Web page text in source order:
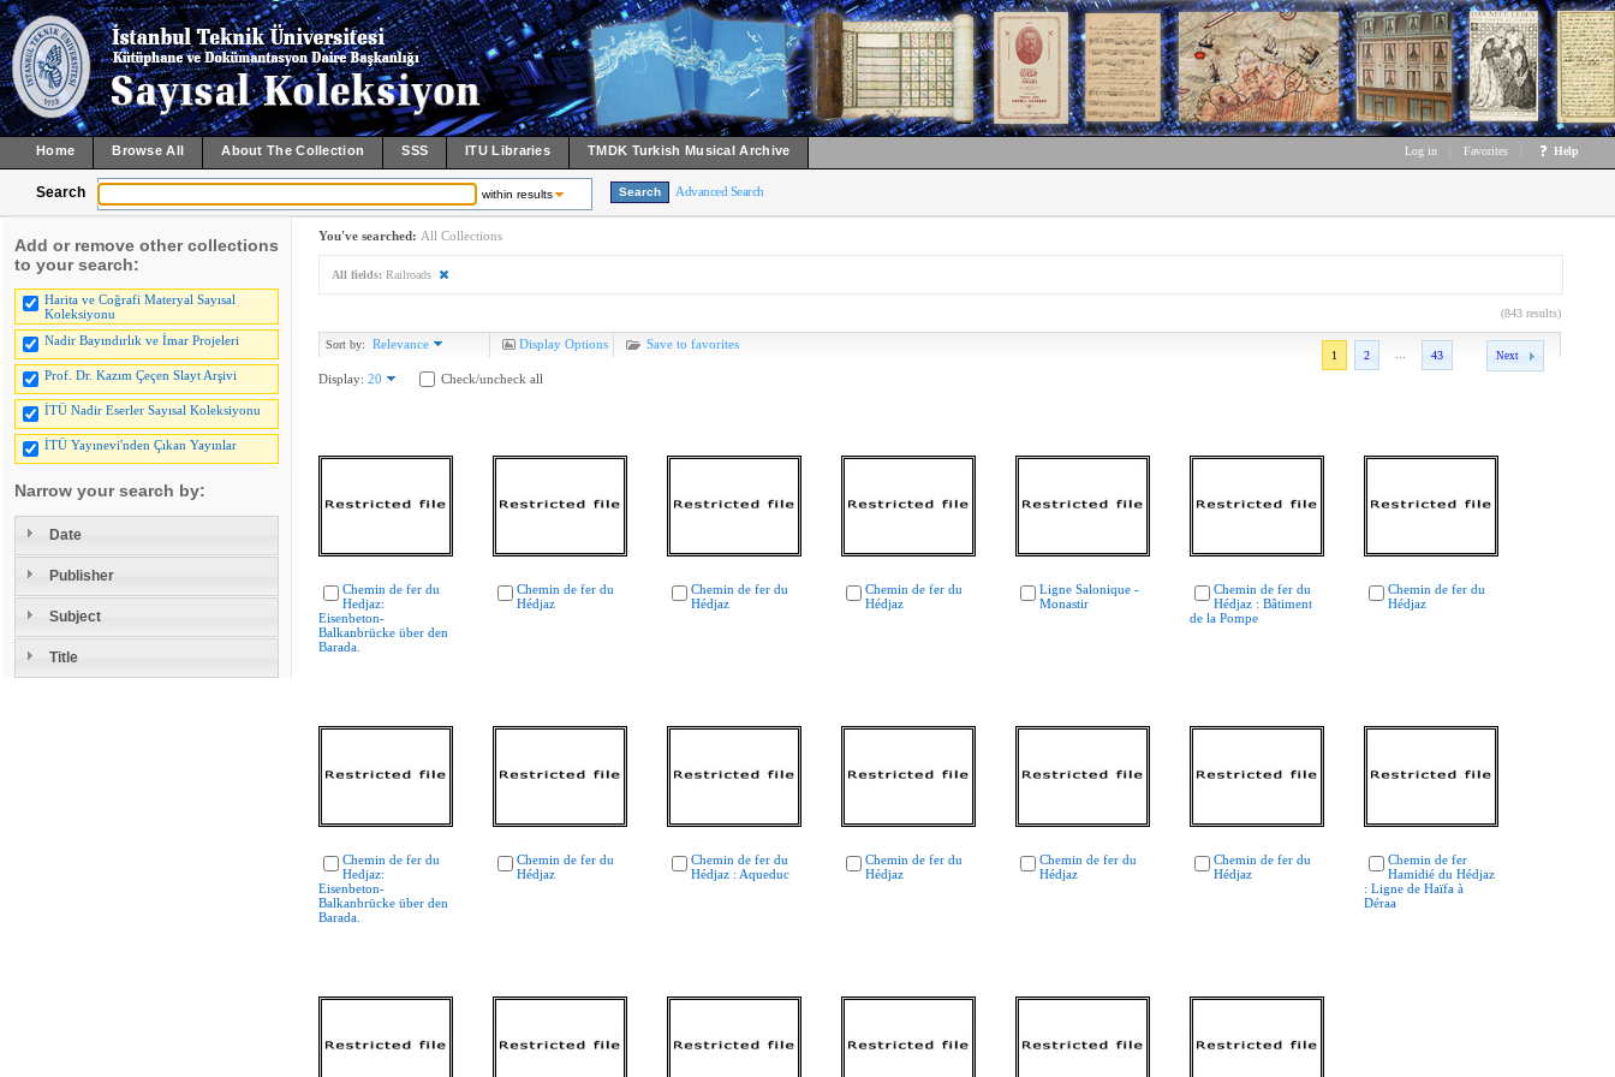
Home Browse All About The Collection SSS ITU Libraries TMDK Turkish Musical Archive Log in Favorites Help
Search within results Advanced Search
Add or remove other collections
to your search:
Harita ve Coğrafi Materyal Sayısal
Koleksiyonu
Nadir Bayındırlık ve İmar Projeleri
Prof. Dr. Kazım Çeçen Slayt Arşivi
İTÜ Nadir Eserler Sayısal Koleksiyonu
İTÜ Yayınevi'nden Çıkan Yayınlar
Narrow your search by:
Date
Publisher
Subject
Title
You've searched: All Collections
All fields: Railroads
(843 results)
Sort by: Relevance Display Options Save to favorites
1 2 43 Next
Display: 20 Check/uncheck all
Chemin de fer du
Hedjaz:
Eisenbeton-
Balkanbrücke über den
Barada.
Chemin de fer du
Hédjaz
Chemin de fer du
Hédjaz
Chemin de fer du
Hédjaz
Ligne Salonique -
Monastir
Chemin de fer du
Hédjaz : Bâtiment
de la Pompe
Chemin de fer du
Hédjaz
Chemin de fer du
Hedjaz:
Eisenbeton-
Balkanbrücke über den
Barada.
Chemin de fer du
Hédjaz
Chemin de fer du
Hédjaz : Aqueduc
Chemin de fer du
Hédjaz
Chemin de fer du
Hédjaz
Chemin de fer du
Hédjaz
Chemin de fer
Hamidié du Hédjaz
: Ligne de Haïfa à
Déraa